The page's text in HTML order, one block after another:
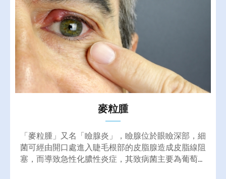
麥粒腫
「麥粒腫」又名「瞼腺炎」，瞼腺位於眼瞼深部，細
菌可經由開口處進入睫毛根部的皮脂腺造成皮脂線阻
塞，而導致急性化膿性炎症，其致病菌主要為葡萄球